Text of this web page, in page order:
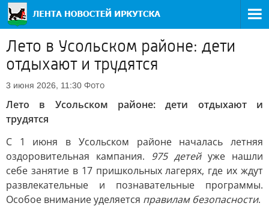
Лето в Усольском районе: дети
отдыхают и трудятся
3 июня 2026, 11:30 Фото
Лето в Усольском районе: дети отдыхают и
трудятся
С 1 июня в Усольском районе началась летняя
оздоровительная кампания. 975 детейуже нашли
себе занятие в 17 пришкольных лагерях, где их ждут
развлекательные и познавательные программы.
Особое внимание уделяется правилам безопасности.